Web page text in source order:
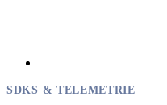
SDKS & TELEMETRIE